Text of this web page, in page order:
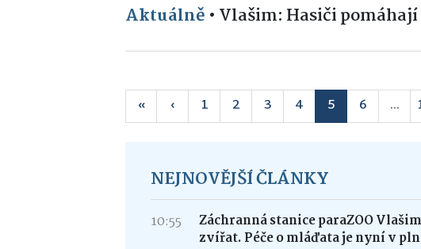
Aktuálně • Vlašim: Hasiči pomáhají
« ‹ 1 2 3 4 5 6 ...
NEJNOVĚJŠÍ ČLÁNKY
10:55
Záchranná stanice paraZOO
zvířat. Péče o mláďata je nyní v